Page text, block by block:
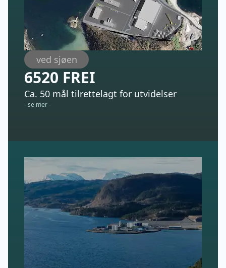
ved sjøen
6520 FREI
Ca. 50 mål tilrettelagt for utvidelser
- se mer -